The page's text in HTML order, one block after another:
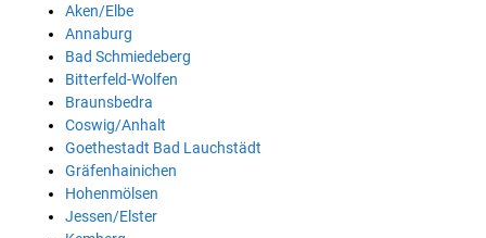
Aken/Elbe
Annaburg
Bad Schmiedeberg
Bitterfeld-Wolfen
Braunsbedra
Coswig/Anhalt
Goethestadt Bad Lauchstädt
Gräfenhainichen
Hohenmölsen
Jessen/Elster